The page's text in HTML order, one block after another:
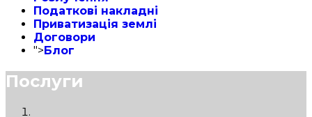
Податкові накладні
Приватизація землі
Договори
">Блог
Послуги